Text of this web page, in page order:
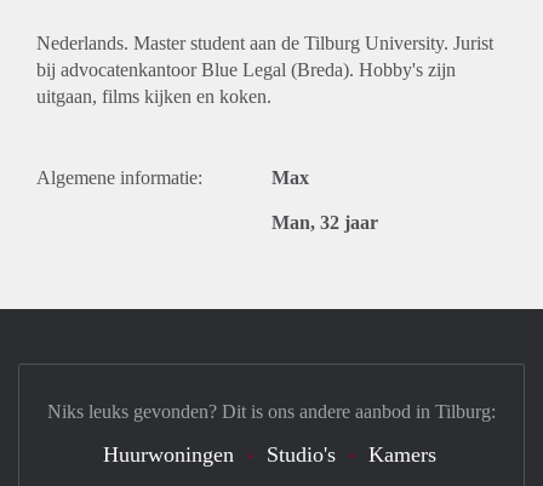
Nederlands. Master student aan de Tilburg University. Jurist
bij advocatenkantoor Blue Legal (Breda). Hobby's zijn
uitgaan, films kijken en koken.
Algemene informatie: Max
Man, 32 jaar
Niks leuks gevonden? Dit is ons andere aanbod in Tilburg:
Huurwoningen Studio's Kamers